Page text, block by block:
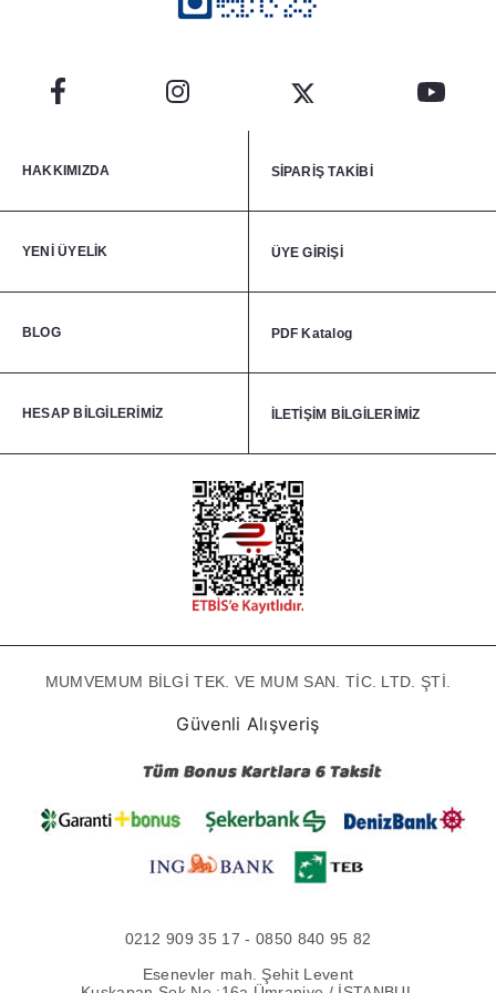
Mumları yanıcı maddelerin yakınlarına koymayın.
HAKKIMIZDA SİPARİŞ TAKİBİ
YENİ ÜYELİK ÜYE GİRİŞİ
BLOG PDF Katalog
HESAP BİLGİLERİMİZ İLETİŞİM BİLGİLERİMİZ
MUMVEMUM BİLGİ TEK. VE MUM SAN. TİC. LTD. ŞTİ.
Güvenli Alışveriş
0212 909 35 17 - 0850 840 95 82
Esenevler mah. Şehit Levent